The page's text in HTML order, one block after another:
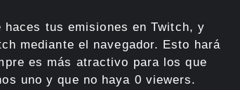
tus emisiones en Twitch, y
mediante el navegador. Esto hará
es más atractivo para los que
uno y que no haya 0 viewers.